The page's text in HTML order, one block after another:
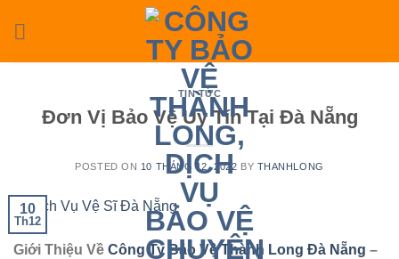
TIN TỨC
Đơn Vị Bảo Vệ Uy Tín Tại Đà Nẵng
POSTED ON 10 THÁNG 12, 2022 BY THANHLONG
10
Th12
Giới Thiệu Về Công Ty Bảo Vệ Thành Long Đà Nẵng –